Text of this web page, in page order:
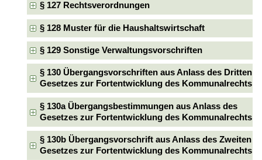
§ 127 Rechtsverordnungen
§ 128 Muster für die Haushaltswirtschaft
§ 129 Sonstige Verwaltungsvorschriften
§ 130 Übergangsvorschriften aus Anlass des Dritten
Gesetzes zur Fortentwicklung des Kommunalrechts
§ 130a Übergangsbestimmungen aus Anlass des
Gesetzes zur Fortentwicklung des Kommunalrechts
§ 130b Übergangsvorschrift aus Anlass des Zweiten
Gesetzes zur Fortentwicklung des Kommunalrechts